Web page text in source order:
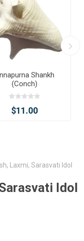
Shankh
(Conch)
$11.00
Laxmi, Sarasvati Idol
Idol